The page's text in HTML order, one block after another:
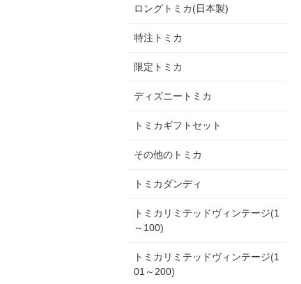
ロングトミカ(日本製)
特注トミカ
限定トミカ
ディズニートミカ
トミカギフトセット
その他のトミカ
トミカダンディ
トミカリミテッドヴィンテージ(1
～100)
トミカリミテッドヴィンテージ(1
01～200)